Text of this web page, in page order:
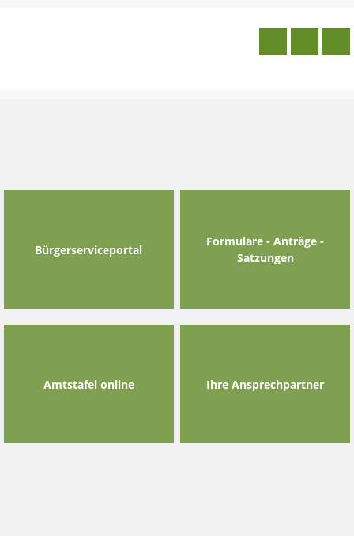
Bürgerserviceportal
Formulare - Anträge -
Satzungen
Amtstafel online Ihre Ansprechpartner